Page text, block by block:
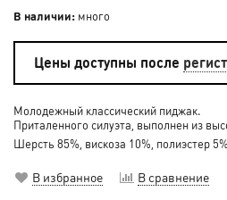
В наличии: много
Цены доступны после
Молодежный классический пиджак.
Приталенного силуэта, выполнен из
Шерсть 85%, вискоза 10%, полиэстер
В избранное В сравнение